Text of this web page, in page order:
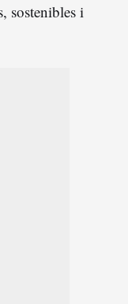
sostenibles i